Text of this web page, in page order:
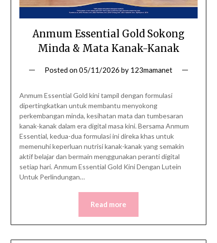
Anmum Essential Gold Sokong
Minda & Mata Kanak-Kanak
Posted on05/11/2026 by 123mamanet
Anmum Essential Gold kini tampil dengan formulasi
dipertingkatkan untuk membantu menyokong
perkembangan minda, kesihatan mata dan tumbesaran
kanak-kanak dalam era digital masa kini. Bersama Anmum
Essential, kedua-dua formulasi ini direka khas untuk
memenuhi keperluan nutrisi kanak-kanak yang semakin
aktif belajar dan bermain menggunakan peranti digital
setiap hari. Anmum Essential Gold Kini Dengan Lutein
Untuk Perlindungan…
Read more